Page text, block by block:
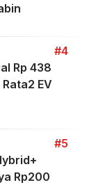
#4
Rp 438
EV
#5
Rp200